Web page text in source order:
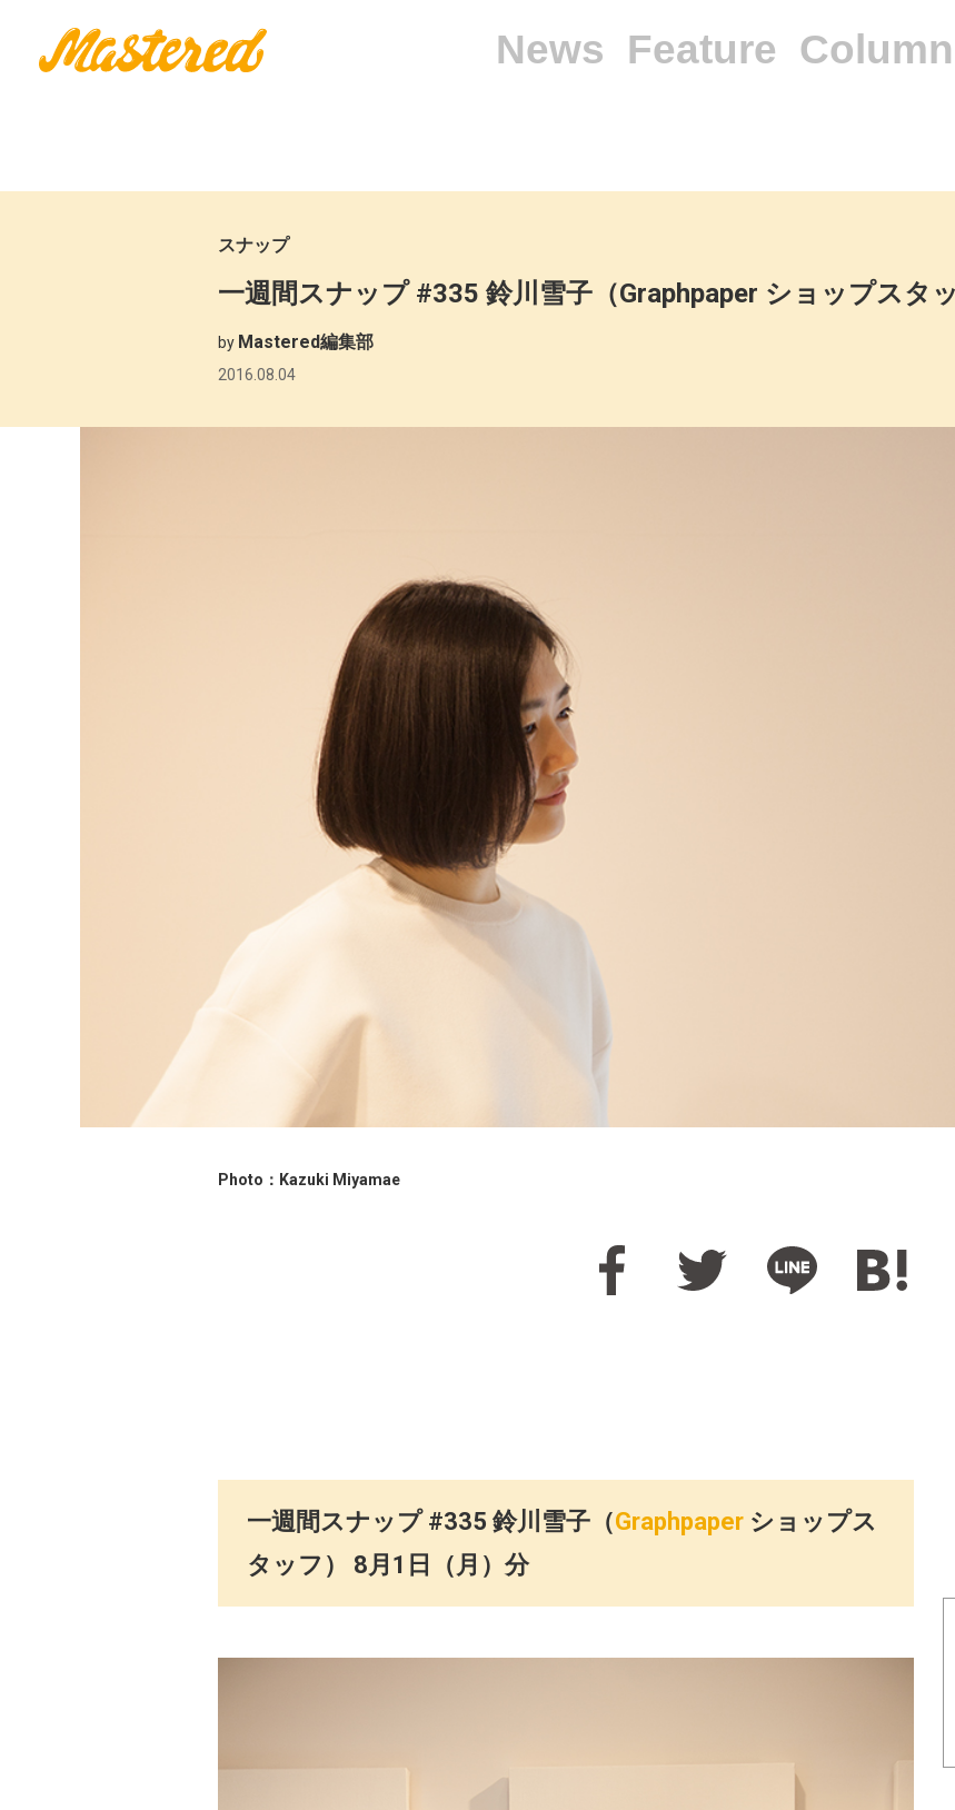
News Feature Column
スナップ
一週間スナップ #335 鈴川雪子（Graphpaper ショップスタ
by Mastered編集部
2016.08.04
Photo：Kazuki Miyamae
一週間スナップ #335 鈴川雪子（Graphpaper ショップス
タッフ） 8月1日（月）分